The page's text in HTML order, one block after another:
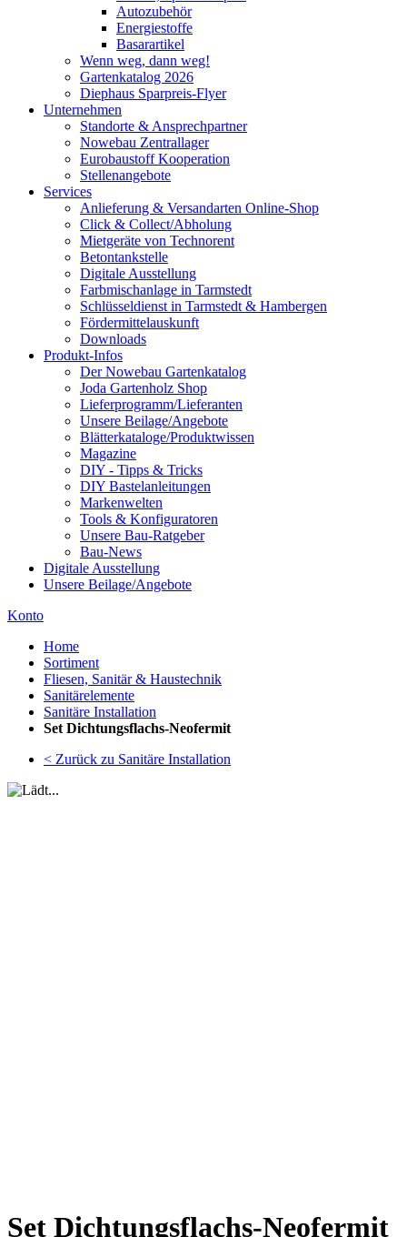
Autozubehör
Energiestoffe
Basarartikel
Wenn weg, dann weg!
Gartenkatalog 2026
Diephaus Sparpreis-Flyer
Unternehmen
Standorte & Ansprechpartner
Nowebau Zentrallager
Eurobaustoff Kooperation
Stellenangebote
Services
Anlieferung & Versandarten Online-Shop
Click & Collect/Abholung
Mietgeräte von Technorent
Betontankstelle
Digitale Ausstellung
Farbmischanlage in Tarmstedt
Schlüsseldienst in Tarmstedt & Hambergen
Fördermittelauskunft
Downloads
Produkt-Infos
Der Nowebau Gartenkatalog
Joda Gartenholz Shop
Lieferprogramm/Lieferanten
Unsere Beilage/Angebote
Blätterkataloge/Produktwissen
Magazine
DIY - Tipps & Tricks
DIY Bastelanleitungen
Markenwelten
Tools & Konfiguratoren
Unsere Bau-Ratgeber
Bau-News
Digitale Ausstellung
Unsere Beilage/Angebote
Konto
Home
Sortiment
Fliesen, Sanitär & Haustechnik
Sanitärelemente
Sanitäre Installation
Set Dichtungsflachs-Neofermit
< Zurück zu Sanitäre Installation
Set Dichtungsflachs-Neofermit